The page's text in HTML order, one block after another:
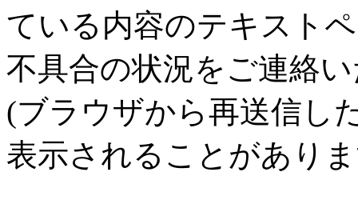
ている内容のテキスト
不具合の状況をご連絡
(ブラウザから再送信し
表示されることがあり